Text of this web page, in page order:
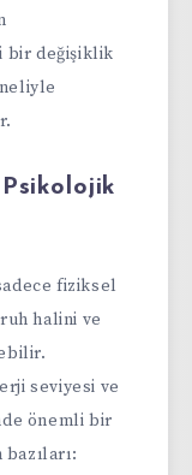
bir değişiklik
fiziksel
halini ve
seviyesi ve
önemli bir